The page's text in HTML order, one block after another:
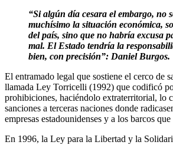
“Si algún día cesara el embargo, no
muchísimo la situación económica,
del país, sino que no habría excusa
mal. El Estado tendría la
bien, con precisión”: Daniel Burgos.
El entramado legal que sostiene el cerco de
llamada Ley Torricelli (1992) que codificó
prohibiciones, haciéndolo extraterritorial, lo
sanciones a terceras naciones donde
empresas estadounidenses y a los barcos
En 1996, la Ley para la Libertad y la